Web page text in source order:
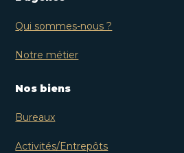
Qui sommes-nous ?
Notre métier
Nos biens
Bureaux
Activités/Entrepôts